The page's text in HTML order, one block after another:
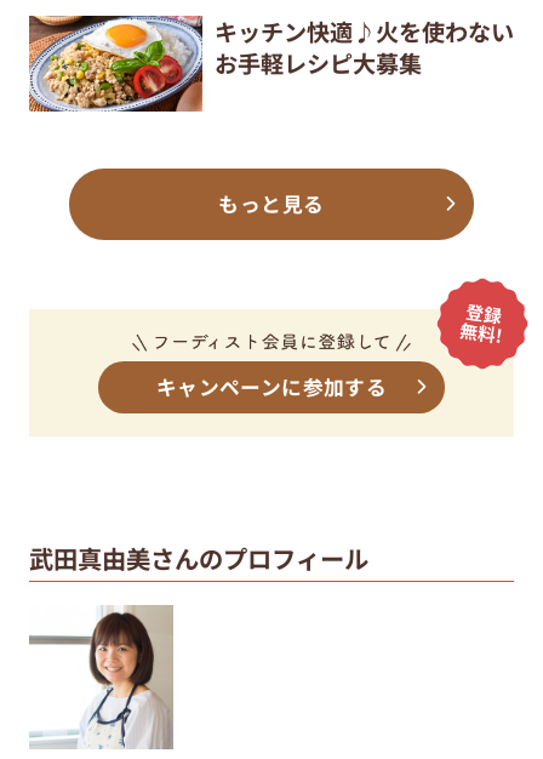
キッチン快適♪火を使わない
お手軽レシピ大募集
もっと見る
キャンペーンに参加する
武田真由美さんのプロフィール